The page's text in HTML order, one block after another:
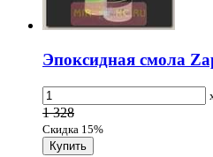
Эпоксидная смола
1 328
Скидка 15%